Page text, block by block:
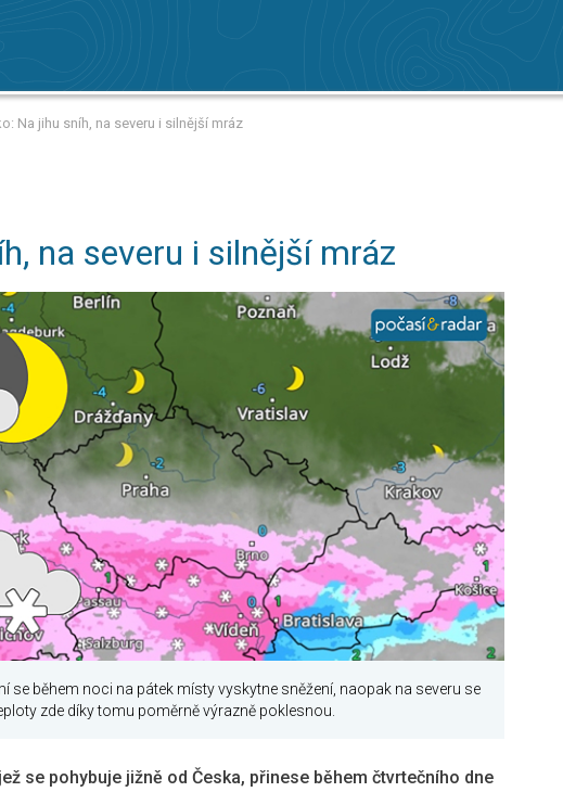
Na jihu sníh, na severu i silnější mráz
na severu i silnější mráz
se během noci na pátek místy vyskytne sněžení, naopak na severu se
zde díky tomu poměrně výrazně poklesnou.
se pohybuje jižně od Česka, přinese během čtvrtečního dne